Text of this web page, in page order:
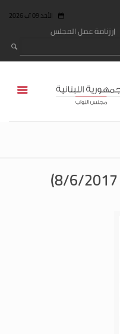
الأحد 09 آب 2026
رزنامة عمل المجلس